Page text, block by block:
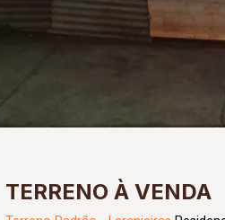
TERRENO À VENDA